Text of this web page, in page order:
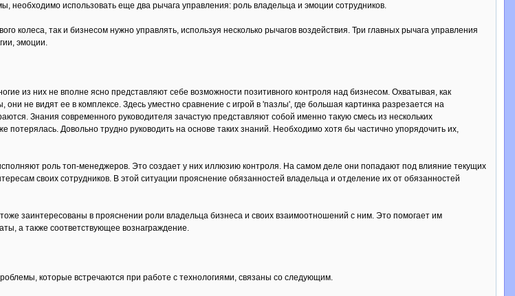
необходимо использовать еще два рычага управления: роль владельца и эмоции сотрудников.
колеса, так и бизнесом нужно управлять, используя несколько рычагов воздействия. Три главных рычага управления
эмоции.
из них не вполне ясно представляют себе возможности позитивного контроля над бизнесом. Охватывая, как
не видят ее в комплексе. Здесь уместно сравнение с игрой в 'пазлы', где большая картинка разрезается на
Знания современного руководителя зачастую представляют собой именно такую смесь из нескольких
потерялась. Довольно трудно руководить на основе таких знаний. Необходимо хотя бы частично упорядочить их,
роль топ-менеджеров. Это создает у них иллюзию контроля. На самом деле они попадают под влияние текущих
своих сотрудников. В этой ситуации прояснение обязанностей владельца и отделение их от обязанностей
заинтересованы в прояснении роли владельца бизнеса и своих взаимоотношений с ним. Это помогает им
а также соответствующее вознаграждение.
которые встречаются при работе с технологиями, связаны со следующим.